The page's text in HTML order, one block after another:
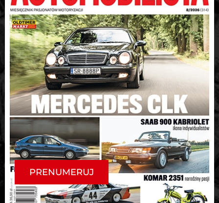
PRENUMERUJ